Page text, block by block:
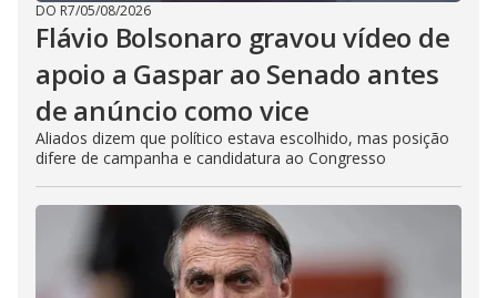
DO R7/05/08/2026
Flávio Bolsonaro gravou vídeo de
apoio a Gaspar ao Senado antes
de anúncio como vice
Aliados dizem que político estava escolhido, mas posição
difere de campanha e candidatura ao Congresso